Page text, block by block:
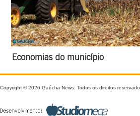
Economias do município
Copyright © 2026 Gaúcha News. Todos os direitos reservado